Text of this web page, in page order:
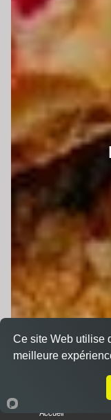
Accueil
Ce site Web utilise
meilleure